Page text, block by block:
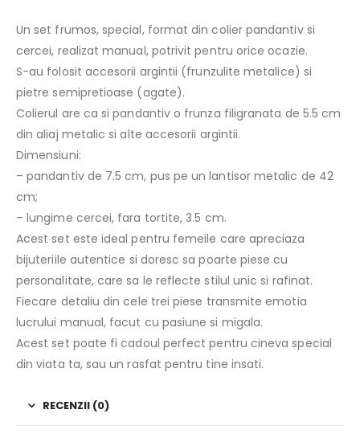
Un set frumos, special, format din colier pandantiv si
cercei, realizat manual, potrivit pentru orice ocazie.
S-au folosit accesorii argintii (frunzulite metalice) si
pietre semipretioase (agate).
Colierul are ca si pandantiv o frunza filigranata de 5.5 cm
din aliaj metalic si alte accesorii argintii.
Dimensiuni:
– pandantiv de 7.5 cm, pus pe un lantisor metalic de 42
cm;
– lungime cercei, fara tortite, 3.5 cm.
Acest set este ideal pentru femeile care apreciaza
bijuteriile autentice si doresc sa poarte piese cu
personalitate, care sa le reflecte stilul unic si rafinat.
Fiecare detaliu din cele trei piese transmite emotia
lucrului manual, facut cu pasiune si migala.
Acest set poate fi cadoul perfect pentru cineva special
din viata ta, sau un rasfat pentru tine insati.
RECENZII (0)